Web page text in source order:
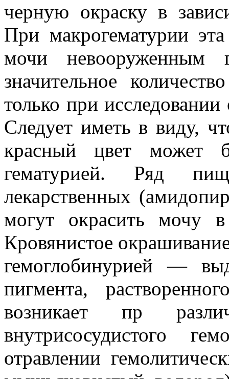
черную окраску в
При макрогематурии
мочи невооруженным
значительное
только при
Следует иметь в виду,
красный цвет может
гематурией. Ряд
лекарственных
могут окрасить мочу
Кровянистое
гемоглобинурией —
пигмента,
возникает пр
внутрисосудистого
отравлении